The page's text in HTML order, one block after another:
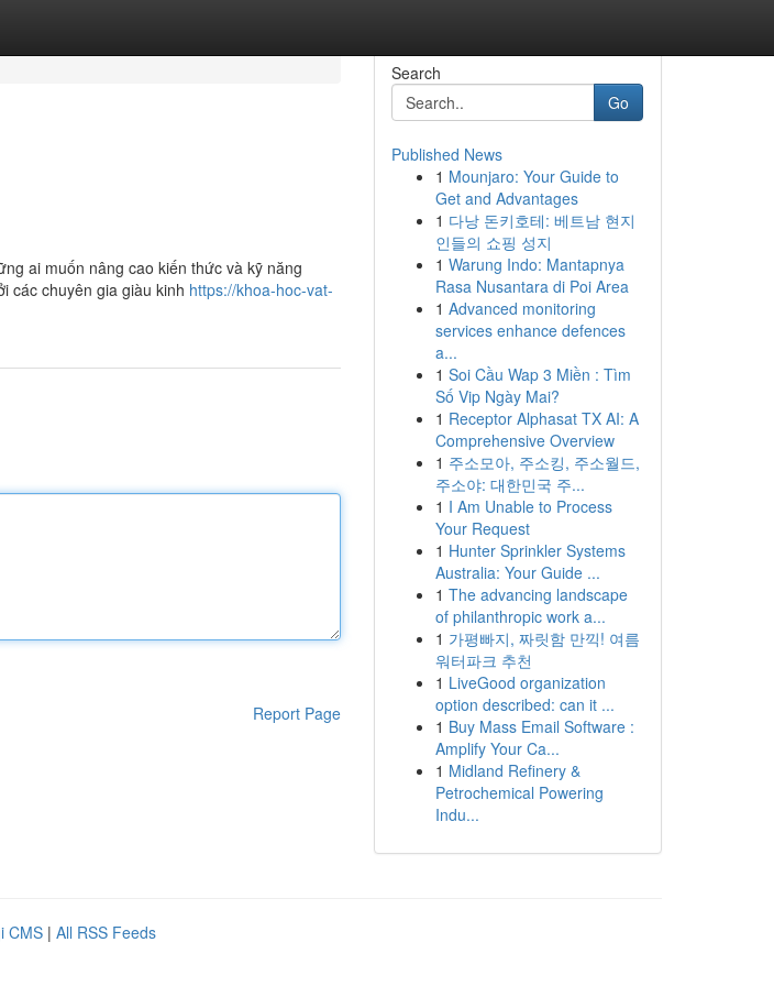
ai muốn nâng cao kiến thức và kỹ năng
các chuyên gia giàu kinh https://khoa-hoc-vat-
Report Page
Search
Go
Published News
1 Mounjaro: Your Guide to
Get and Advantages
1 다낭 돈키호테: 베트남 현지
인들의 쇼핑 성지
1 Warung Indo: Mantapnya
Rasa Nusantara di Poi Area
1 Advanced monitoring
services enhance defences
a...
1 Soi Cầu Wap 3 Miền : Tìm
Số Vip Ngày Mai?
1 Receptor Alphasat TX AI: A
Comprehensive Overview
1 주소모아, 주소킹, 주소월드,
주소야: 대한민국 주...
1 I Am Unable to Process
Your Request
1 Hunter Sprinkler Systems
Australia: Your Guide ...
1 The advancing landscape
of philanthropic work a...
1 가평빠지, 짜릿함 만끽! 여름
워터파크 추천
1 LiveGood organization
option described: can it ...
1 Buy Mass Email Software :
Amplify Your Ca...
1 Midland Refinery &
Petrochemical Powering
Indu...
CMS | All RSS Feeds